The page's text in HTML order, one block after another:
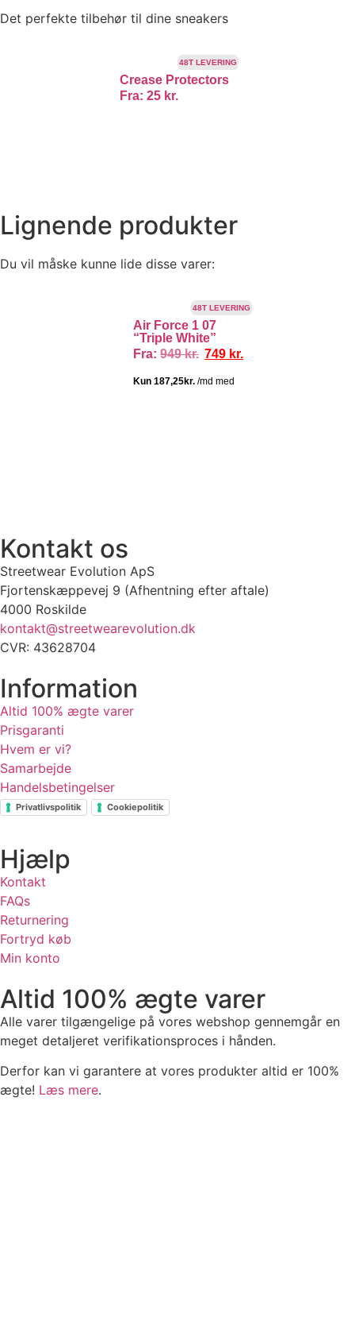
Det perfekte tilbehør til dine sneakers
48T LEVERING
Crease Protectors
Fra: 25 kr.
Lignende produkter
Du vil måske kunne lide disse varer:
48T LEVERING
Air Force 1 07
“Triple White”
Fra: 949kr. 749 kr.
Kontakt os
Streetwear Evolution ApS
Fjortenskæppevej 9 (Afhentning efter aftale)
4000 Roskilde
kontakt@streetwearevolution.dk
CVR: 43628704
Information
Altid 100% ægte varer
Prisgaranti
Hvem er vi?
Samarbejde
Handelsbetingelser
Privatlivspolitik Cookiepolitik
Hjælp
Kontakt
FAQs
Returnering
Fortryd køb
Min konto
Altid 100% ægte varer
Alle varer tilgængelige på vores webshop gennemgår en
meget detaljeret verifikationsproces i hånden.
Derfor kan vi garantere at vores produkter altid er 100%
ægte! Læs mere.